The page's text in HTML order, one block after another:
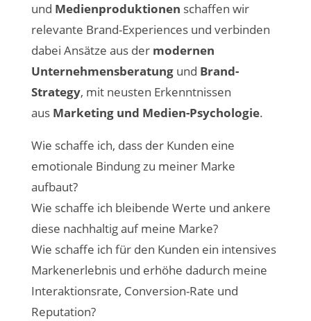
und Medienproduktionen schaffen wir
relevante Brand-Experiences und verbinden
dabei Ansätze aus der modernen
Unternehmensberatungund Brand-
Strategy, mit neusten Erkenntnissen
aus Marketing und Medien-Psychologie.
Wie schaffe ich, dass der Kunden eine
emotionale Bindung zu meiner Marke
aufbaut?
Wie schaffe ich bleibende Werte und ankere
diese nachhaltig auf meine Marke?
Wie schaffe ich für den Kunden ein intensives
Markenerlebnis und erhöhe dadurch meine
Interaktionsrate, Conversion-Rate und
Reputation?